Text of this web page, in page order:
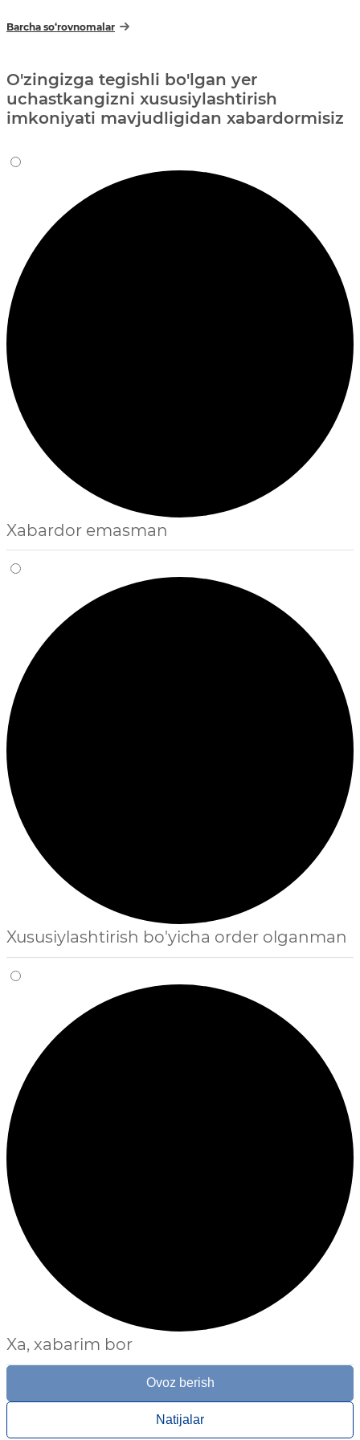
Barcha so‘rovnomalar
O'zingizga tegishli bo'lgan yer
uchastkangizni xususiylashtirish
imkoniyati mavjudligidan xabardormisiz
Xabardor emasman
Xususiylashtirish bo'yicha order olganman
Xa, xabarim bor
Ovoz berish
Natijalar